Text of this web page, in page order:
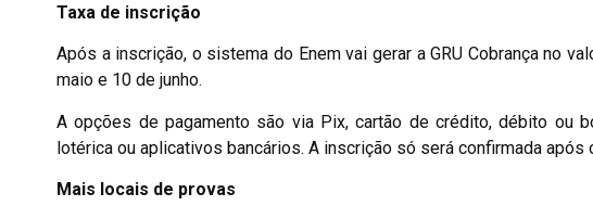
Taxa de inscrição
Após a inscrição, o sistema do Enem vai gerar a GRU Cobrança no
maio e 10 de junho.
A opções de pagamento são via Pix, cartão de crédito, débito ou
lotérica ou aplicativos bancários. A inscrição só será confirmada
Mais locais de provas